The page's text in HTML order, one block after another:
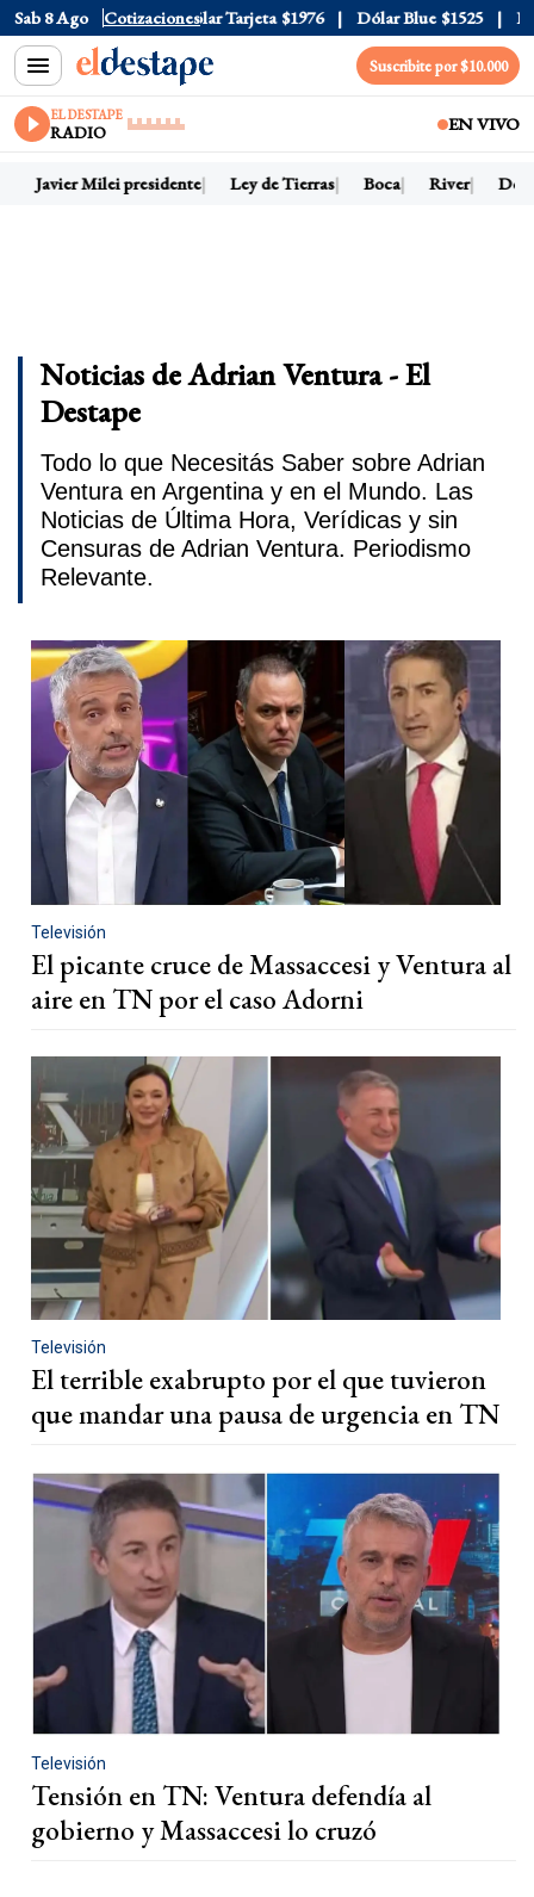
Sab 8 Ago Cotizaciones
Oficial $1520 Dólar Tarjeta $1976 Dólar Blue $1525 Dólar
Suscribite por $10.000
EL DESTAPE
RADIO EN VIVO
Javier Milei presidente Ley de Tierras Boca River
Noticias de Adrian Ventura - El
Destape
Todo lo que Necesitás Saber sobre Adrian
Ventura en Argentina y en el Mundo. Las
Noticias de Última Hora, Verídicas y sin
Censuras de Adrian Ventura. Periodismo
Relevante.
Televisión
El picante cruce de Massaccesi y Ventura al
aire en TN por el caso Adorni
Televisión
El terrible exabrupto por el que tuvieron
que mandar una pausa de urgencia en TN
Televisión
Tensión en TN: Ventura defendía al
gobierno y Massaccesi lo cruzó